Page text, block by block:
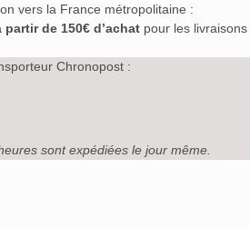
vers la France métropolitaine :
de 150€ d’achat pour les livraisons
Chronopost :
sont expédiées le jour même.